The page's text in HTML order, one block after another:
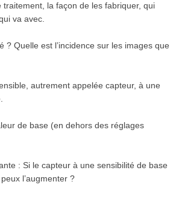
traitement, la façon de les fabriquer, qui
va avec.
Quelle est l’incidence sur les images que
autrement appelée capteur, à une
de base (en dehors des réglages
: Si le capteur à une sensibilité de base
l’augmenter ?